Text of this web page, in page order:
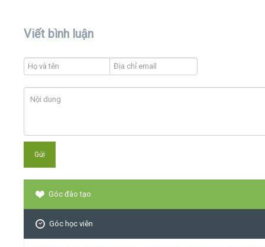
Viết bình luận
Góc đào tạo
Góc học viên